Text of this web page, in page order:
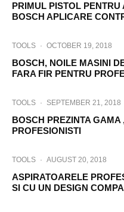
PRIMUL PISTOL
BOSCH APLICARE
TOOLS · OCTOBER 19, 2018
BOSCH, NOILE MASINI
FARA FIR PENTRU
TOOLS · SEPTEMBER 21, 2018
BOSCH PREZINTA
PROFESIONISTI
TOOLS · AUGUST 20, 2018
ASPIRATOARELE
SI CU UN DESIGN